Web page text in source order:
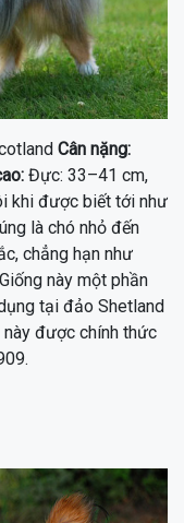
Cân nặng:
Đực: 33–41 cm,
khi được biết tới như
là chó nhỏ đến
chẳng hạn như
này một phần
tại đảo Shetland
này được chính thức